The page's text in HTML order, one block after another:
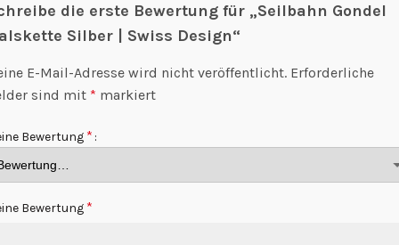
die erste Bewertung für „Seilbahn Gondel
Silber | Swiss Design“
E-Mail-Adresse wird nicht veröffentlicht. Erforderliche
sind mit * markiert
Bewertung *
Bewertung *